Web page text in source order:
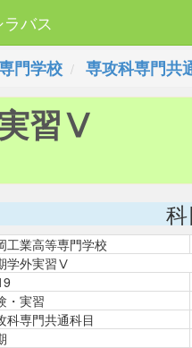
バス
門学校 専攻科専門共
習Ⅴ
工業高等専門学校
学外実習Ⅴ
・実習
科専門共通科目